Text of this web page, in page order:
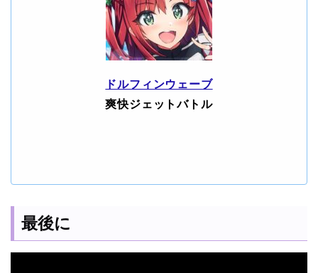
ドルフィンウェーブ
爽快ジェットバトル
最後に